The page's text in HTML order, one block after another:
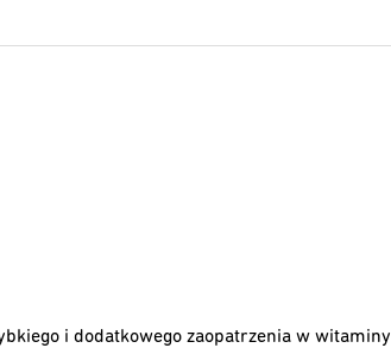
i dodatkowego zaopatrzenia w witaminy